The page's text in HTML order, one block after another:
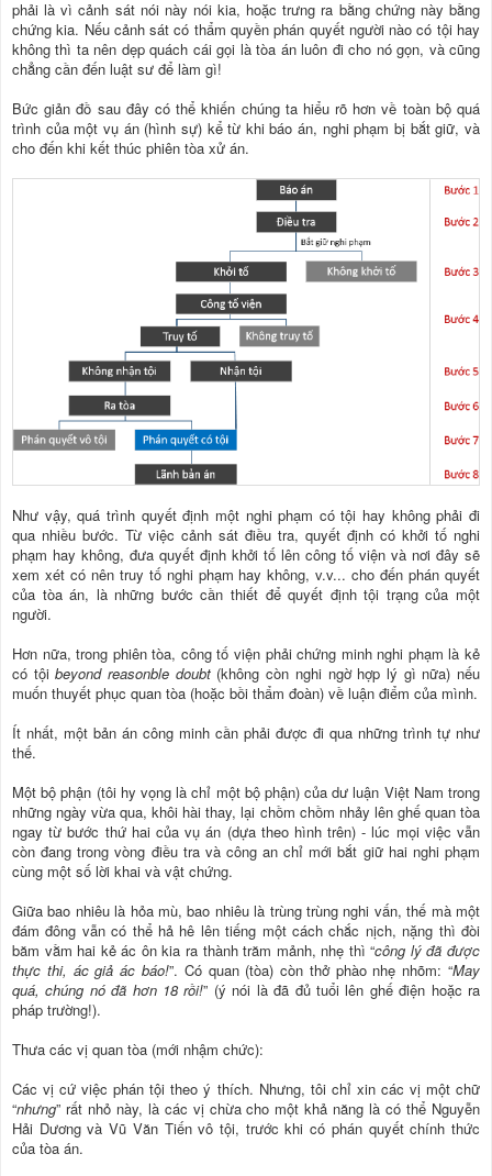
phải là vì cảnh sát nói này nói kia, hoặc trưng ra bằng chứng này bằng
chứng kia. Nếu cảnh sát có thẩm quyền phán quyết người nào có tội hay
không thì ta nên dẹp quách cái gọi là tòa án luôn đi cho nó gọn, và cũng
chẳng cần đến luật sư để làm gì!
Bức giản đồ sau đây có thể khiến chúng ta hiểu rõ hơn về toàn bộ quá
trình của một vụ án (hình sự) kể từ khi báo án, nghi phạm bị bắt giữ, và
cho đến khi kết thúc phiên tòa xử án.
Như vậy, quá trình quyết định một nghi phạm có tội hay không phải đi
qua nhiều bước. Từ việc cảnh sát điều tra, quyết định có khởi tố nghi
phạm hay không, đưa quyết định khởi tố lên công tố viện và nơi đây sẽ
xem xét có nên truy tố nghi phạm hay không, v.v... cho đến phán quyết
của tòa án, là những bước cần thiết để quyết định tội trạng của một
người.
Hơn nữa, trong phiên tòa, công tố viện phải chứng minh nghi phạm là kẻ
có tộibeyond reasonble doubt(không còn nghi ngờ hợp lý gì nữa) nếu
muốn thuyết phục quan tòa (hoặc bồi thẩm đoàn) về luận điểm của mình.
Ít nhất, một bản án công minh cần phải được đi qua những trình tự như
thế.
Một bộ phận (tôi hy vọng là chỉ một bộ phận) của dư luận Việt Nam trong
những ngày vừa qua, khôi hài thay, lại chồm chồm nhảy lên ghế quan tòa
ngay từ bước thứ hai của vụ án (dựa theo hình trên) - lúc mọi việc vẫn
còn đang trong vòng điều tra và công an chỉ mới bắt giữ hai nghi phạm
cùng một số lời khai và vật chứng.
Giữa bao nhiêu là hỏa mù, bao nhiêu là trùng trùng nghi vấn, thế mà một
đám đông vẫn có thể hả hê lên tiếng một cách chắc nịch, nặng thì đòi
băm vằm hai kẻ ác ôn kia ra thành trăm mảnh, nhẹ thì “công lý đã được
thực thi, ác giả ác báo!”. Có quan (tòa) còn thở phào nhẹ nhõm: “May
quá, chúng nó đã hơn 18 rồi!” (ý nói là đã đủ tuổi lên ghế điện hoặc ra
pháp trường!).
Thưa các vị quan tòa (mới nhậm chức):
Các vị cứ việc phán tội theo ý thích. Nhưng, tôi chỉ xin các vị một chữ
“nhưng” rất nhỏ này, là các vị chừa cho một khả năng là có thể Nguyễn
Hải Dương và Vũ Văn Tiến vô tội, trước khi có phán quyết chính thức
của tòa án.